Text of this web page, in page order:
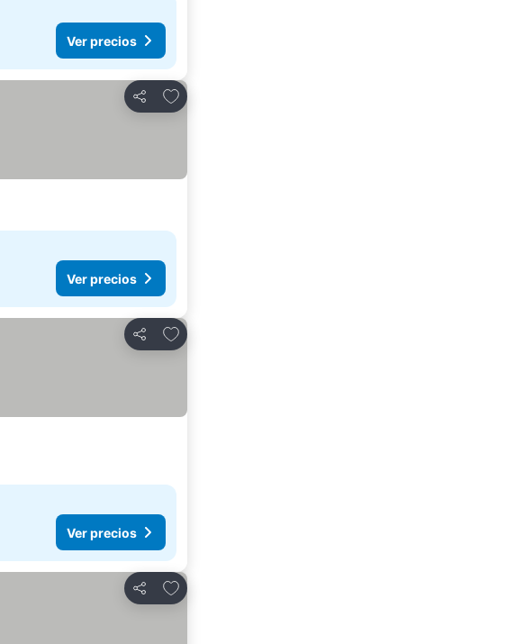
Ver precios
Compartir
Añadir a favoritos
Ver precios
Compartir
Añadir a favoritos
Ver precios
Compartir
Añadir a favoritos